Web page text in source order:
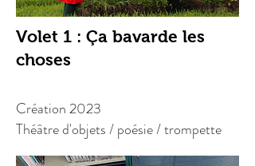
Volet 1 : Ça bavarde les
choses
Création 2023
Théâtre d'objets / poésie / trompette